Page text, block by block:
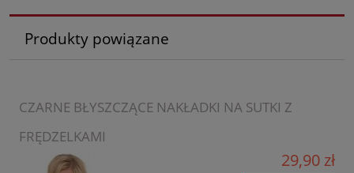
Produkty powiązane
CZARNE BŁYSZCZĄCE NAKŁADKI NA SUTKI Z
FRĘDZELKAMI
29,90 zł